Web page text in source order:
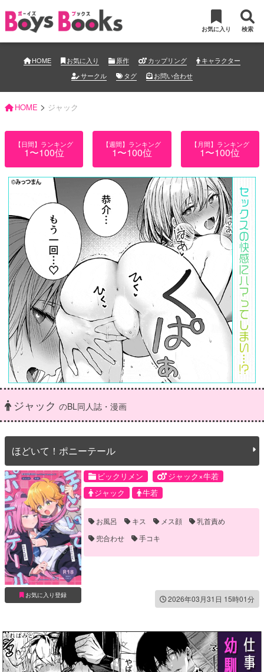
お気に入り 検索
HOME お気に入り 原作 カップリング
キャラクター
サークル
タグ お問い合わせ
HOME > ジャック
【日間】ランキング
1〜100位
【週間】ランキング
1〜100位
【月間】ランキング
1〜100位
ジャック のBL同人誌・漫画
ほどいて！ポニーテール
お気に入り登録
ビックリメン
ジャック×牛若
ジャック
牛若
お風呂 キス メス顔
乳首責め
兜合わせ
手コキ
2026年03月31日 15時01分